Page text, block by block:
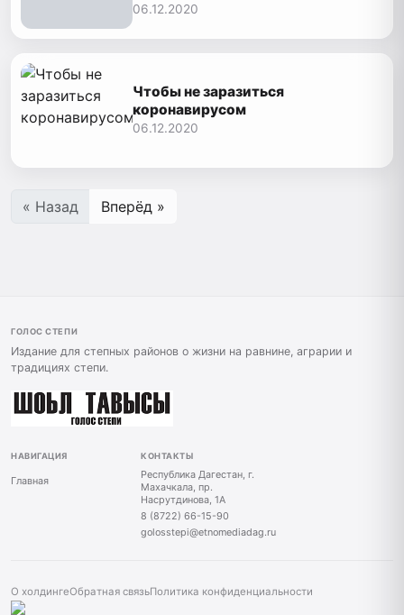
06.12.2020
Чтобы не заразиться
коронавирусом
06.12.2020
« Назад Вперёд »
ГОЛОС СТЕПИ
Издание для степных районов о жизни на равнине, аграрии и
традициях степи.
НАВИГАЦИЯ
Главная
КОНТАКТЫ
Республика Дагестан, г.
Махачкала, пр.
Насрутдинова, 1А
8 (8722) 66-15-90
golosstepi@etnomediadag.ru
О холдингеОбратная связьПолитика конфиденциальности